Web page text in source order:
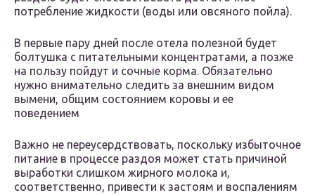
потребление жидкости (воды или овсяного пойла).
В первые пару дней после отела полезной будет
болтушка с питательными концентратами, а позже
на пользу пойдут и сочные корма. Обязательно
нужно внимательно следить за внешним видом
вымени, общим состоянием коровы и ее
поведением
Важно не переусердствовать, поскольку избыточное
питание в процессе раздоя может стать причиной
выработки слишком жирного молока и,
соответственно, привести к застоям и воспалениям